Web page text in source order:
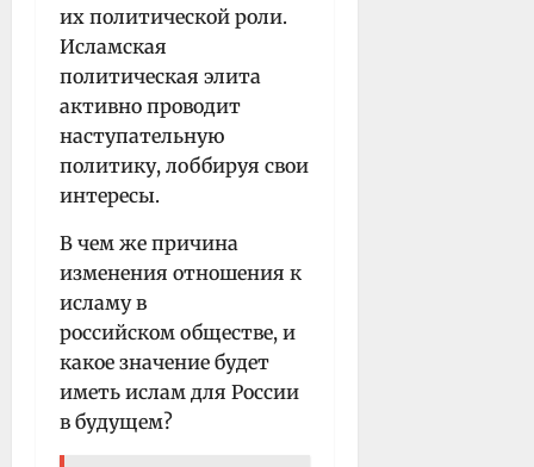
их политической роли.
Исламская
политическая элита
активно проводит
наступательную
политику, лоббируя свои
интересы.
В чем же причина
изменения отношения к
исламу в
российском обществе, и
какое значение будет
иметь ислам для России
в будущем?